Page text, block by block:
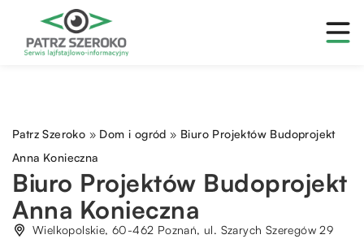
Patrz Szeroko » Dom i ogród » Biuro Projektów Budoprojekt
Anna Konieczna
Biuro Projektów Budoprojekt
Anna Konieczna
Wielkopolskie, 60-462 Poznań, ul. Szarych Szeregów 29